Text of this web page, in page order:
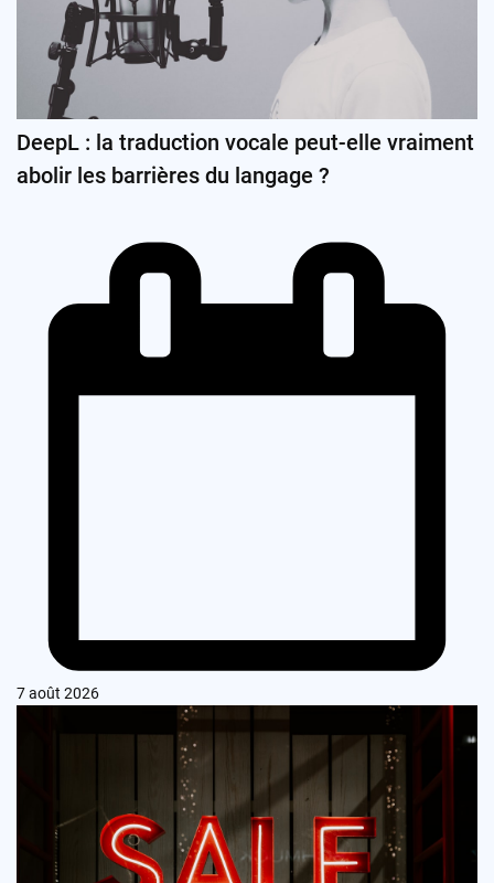
DeepL : la traduction vocale peut-elle vraiment
abolir les barrières du langage ?
7 août 2026